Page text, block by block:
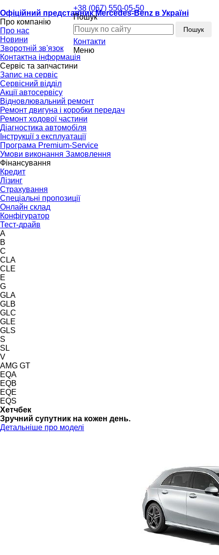
Офіційний представник Mercedes-Benz в Україні
+38 (067) 550-05-50
Пошук
Пошук
Контакти
Меню
Про компанію
Про нас
Новини
Зворотній зв'язок
Контактна інформація
Сервіс та запчастини
Запис на сервіс
Сервісний відділ
Акції автосервісу
Відновлювальний ремонт
Ремонт двигуна і коробки передач
Ремонт ходової частини
Діагностика автомобіля
Інструкції з експлуатації
Програма Premium-Service
Умови виконання Замовлення
Фінансування
Кредит
Лізинг
Страхування
Спеціальні пропозиції
Онлайн склад
Конфігуратор
Тест-драйв
A
B
C
CLA
CLE
E
G
GLA
GLB
GLC
GLE
GLS
S
SL
V
AMG GT
EQA
EQB
EQE
EQS
Хетчбек
Зручний супутник на кожен день.
Детальніше про моделі